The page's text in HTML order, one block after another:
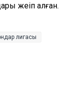
жеңіп алған.
лигасы